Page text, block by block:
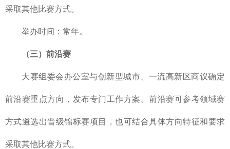
采取其他比赛方式。
举办时间：常年。
（三）前沿赛
大赛组委会办公室与创新型城市、一流高新区商议确定
前沿赛重点方向，发布专门工作方案。前沿赛可参考领域赛
方式遴选出晋级锦标赛项目，也可结合具体方向特征和要求
采取其他比赛方式。